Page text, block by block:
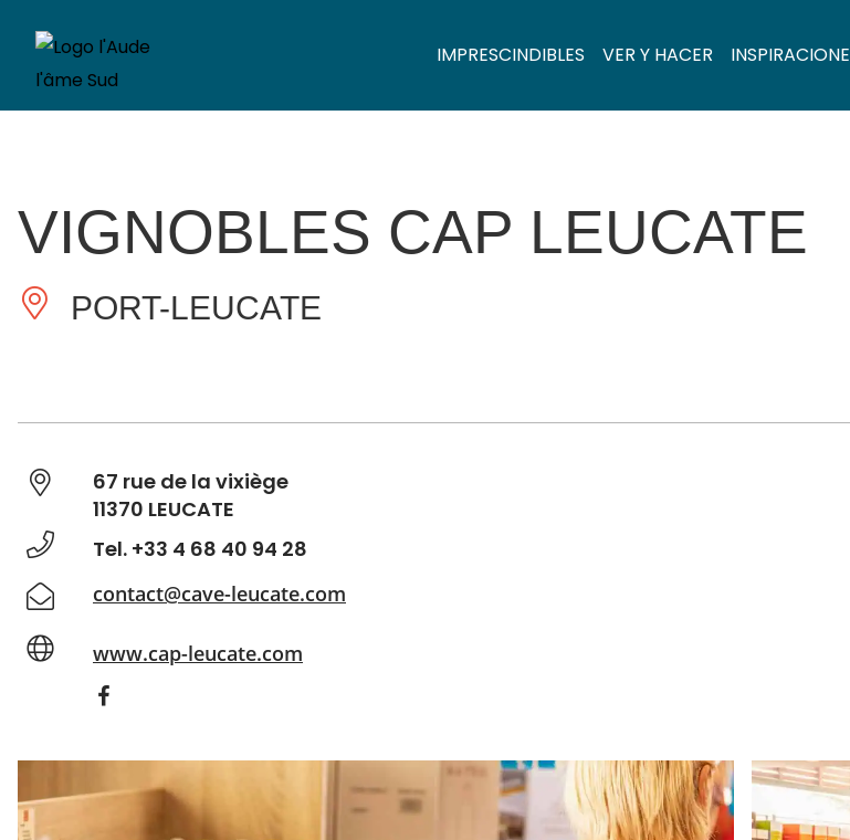
IMPRESCINDIBLES VER Y HACER
VIGNOBLES CAP LEUCATE
PORT-LEUCATE
67 rue de la vixiège
11370 LEUCATE
Tel. +33 4 68 40 94 28
contact@cave-leucate.com
www.cap-leucate.com